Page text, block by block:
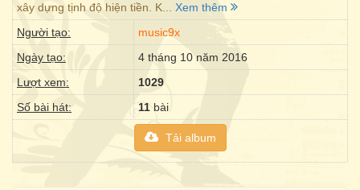
xây dựng tịnh độ hiện tiền. K... Xem thêm
Người tạo:
music9x
Ngày tạo:
4 tháng 10 năm 2016
Lượt xem:
1029
Số bài hát:
11 bài
Tải album